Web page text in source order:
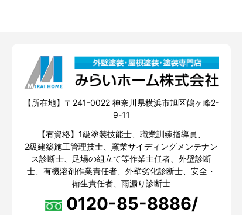
【所在地】〒241-0022 神奈川県横浜市旭区鶴ヶ峰2-
9-11
【有資格】1級塗装技能士、職業訓練指導員、
2級建築施工管理技士、窯業サイディングメンテナン
ス診断士、足場の組立て等作業主任者、外壁診断
士、有機溶剤作業責任者、外壁劣化診断士、安全・
衛生責任者、雨漏り診断士
0120-85-8886/